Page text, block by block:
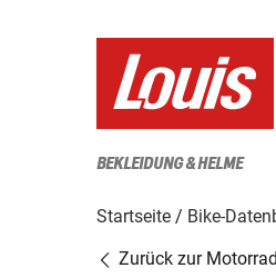
BEKLEIDUNG & HELME
Startseite Bike-
Zurück zur